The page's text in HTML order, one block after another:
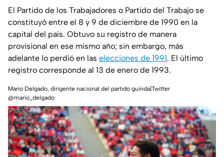
El Partido de los Trabajadores o Partido del Trabajo se
constituyó entre el 8 y 9 de diciembre de 1990 en la
capital del país. Obtuvo su registro de manera
provisional en ese mismo año; sin embargo, más
adelante lo perdió en las elecciones de 1991. El último
registro corresponde al 13 de enero de 1993.
Mario Delgado, dirigente nacional del partido guinda|Twitter
@mario_delgado